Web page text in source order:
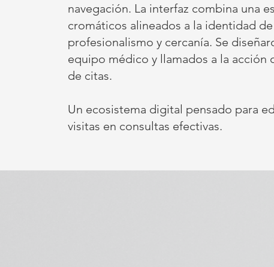
navegación. La interfaz combina una
cromáticos alineados a la identidad
profesionalismo y cercanía. Se
equipo médico y llamados a la acción
de citas.
Un ecosistema digital pensado para
visitas en consultas efectivas.